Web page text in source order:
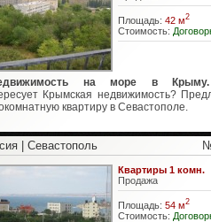
Площадь: 42 м2
Стоимость:
на море в Крыму.
Крымская недвижимость?
квартиру в Севастополе.
| Севастополь
Квартиры 1 комн.
Продажа
Площадь: 54 м2
Стоимость: